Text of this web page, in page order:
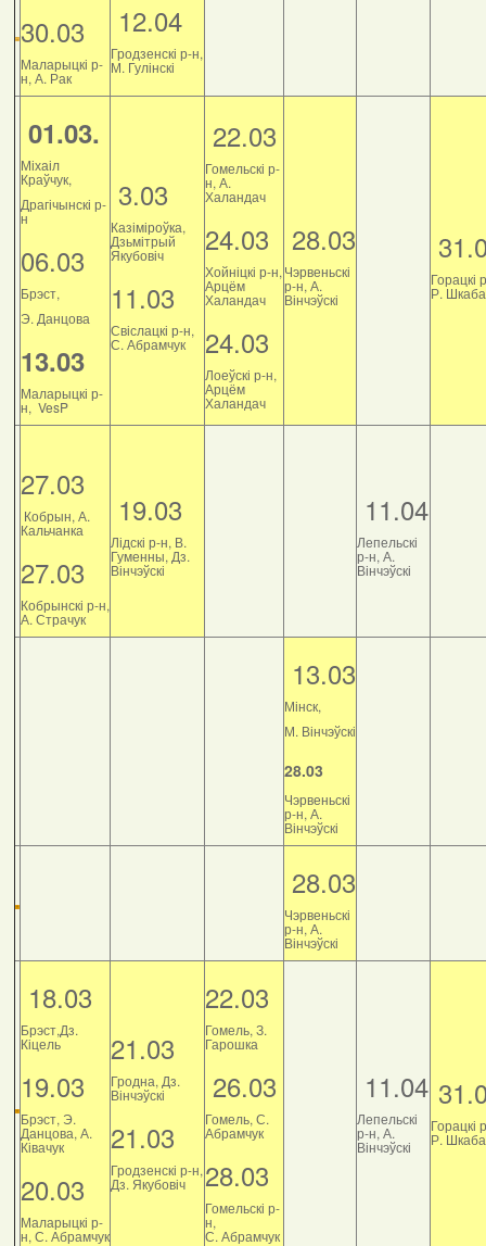
30.03
Маларыцкі р-
н, А. Рак
12.04
Гродзенскі р-н,
М. Гулінскі
01.03.
Міхаіл
Краўчук,
Драгічынскі р-
н
06.03
Брэст,
Э. Данцова
13.03
Маларыцкі р-
н, VesP
3.03
Казіміроўка,
Дзьмітрый
Якубовіч
11.03
Свіслацкі р-н,
С. Абрамчук
22.03
Гомельскі р-
н, А.
Халандач
24.03
Хойніцкі р-н,
Арцём
Халандач
24.03
Лоеўскі р-н,
Арцём
Халандач
28.03
Чэрвеньскі
р-н, А.
Вінчэўскі
Горацкі
Р.
27.03
Кобрын, А.
Кальчанка
27.03
Кобрынскі р-н,
А. Страчук
19.03
Лідскі р-н, В.
Гуменны, Дз.
Вінчэўскі
11.04
Лепельскі
р-н, А.
Вінчэўскі
13.03
Мінск,
М. Вінчэўскі
28.03
Чэрвеньскі
р-н, А.
Вінчэўскі
28.03
Чэрвеньскі
р-н, А.
Вінчэўскі
18.03
Брэст,Дз.
Кіцель
19.03
Брэст, Э.
Данцова, А.
Ківачук
20.03
Маларыцкі р-
н, С. Абрамчук
21.03
Гродна, Дз.
Вінчэўскі
21.03
Гродзенскі р-н,
Дз. Якубовіч
22.03
Гомель, З.
Гарошка
26.03
Гомель, С.
Абрамчук
28.03
Гомельскі р-
н,
С. Абрамчук
11.04
Лепельскі
р-н, А.
Вінчэўскі
Горацкі
Р.